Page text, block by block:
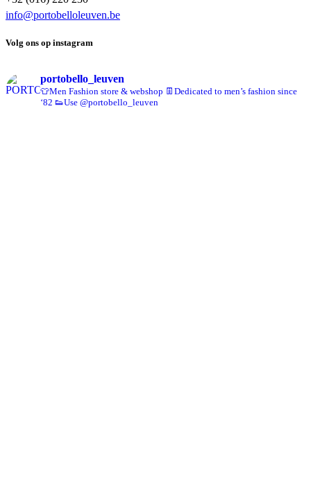
info@portobelloleuven.be
Volg ons op instagram
portobello_leuven
👕Men Fashion store & webshop 👖Dedicated to men’s fashion since
‘82 👟Use @portobello_leuven